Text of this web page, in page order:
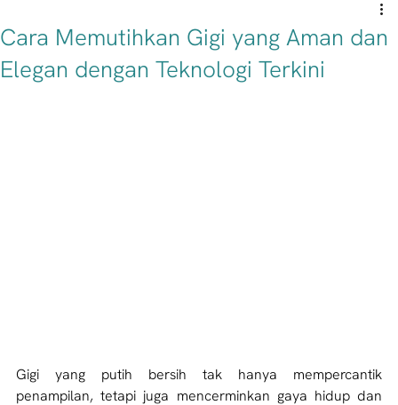
Cara Memutihkan Gigi yang Aman dan
Elegan dengan Teknologi Terkini
Gigi yang putih bersih tak hanya mempercantik
penampilan, tetapi juga mencerminkan gaya hidup dan